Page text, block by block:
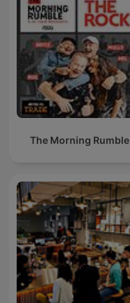
The Morning Rumble